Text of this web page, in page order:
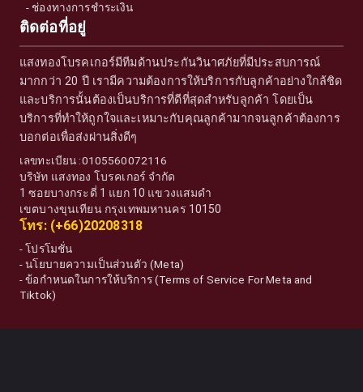
- ช่องทางการชำระเงิน
ติดต่อที่อยู่
แสงทองโบรคเกอร์มีทีมด้านประกันวินาศภัยที่มีประสบการณ์
มากกว่า 20 ปี เรามีความต้องการให้บริการกับลูกค้าอย่างใกล้ชิด
และบริการนั้นต้องเป็นบริการที่ดีที่สุดสำหรับลูกค้า โดยเป็น
บริการที่ทำให้ถูกใจและเหมาะกับคุณลูกค้ามากจนลูกค้าต้องการ
บอกต่อเพื่อส่งผ่านสิ่งดีๆ
เลขทะเบียน :0105560072116
บริษัท แสงทอง โบรคเกอร์ จำกัด
1 ซอยบางกระดี่ 1 แยก 10 แขวงแสมดำ
เขตบางขุนเทียน กรุงเทพมหานคร 10150
โทร: (+66)20208318
-โปรโมชั่น
-นโยบายความเป็นส่วนตัว (Meta)
-ข้อกำหนดในการให้บริการ (Terms of Service For Meta and
Tiktok)